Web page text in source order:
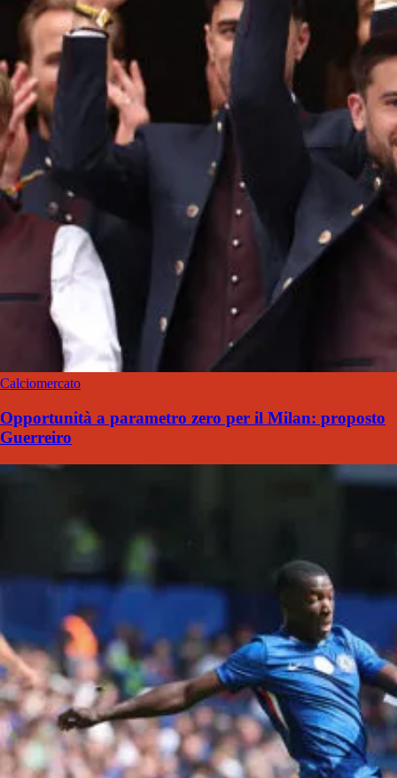
Calciomercato
Opportunità a parametro zero per il Milan: proposto
Guerreiro